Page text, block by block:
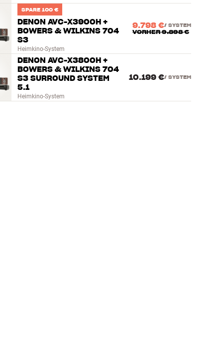
SPARE 100 €
DENON AVC-X3900H +
BOWERS & WILKINS 704
S3
Heimkino-System
9.798 €/ SYSTEM
VORHER9.898 €
DENON AVC-X3800H +
BOWERS & WILKINS 704
S3 SURROUND SYSTEM
5.1
Heimkino-System
10.199 €/ SYSTEM